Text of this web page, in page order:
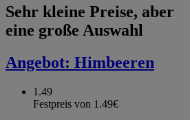
Sehr kleine Preise, aber
eine große Auswahl
Angebot: Himbeeren
1.49
Festpreis von 1.49€